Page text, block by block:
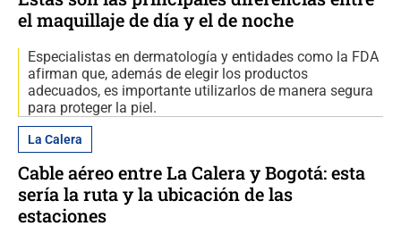
el maquillaje de día y el de noche
Especialistas en dermatología y entidades como la FDA
afirman que, además de elegir los productos
adecuados, es importante utilizarlos de manera segura
para proteger la piel.
La Calera
Cable aéreo entre La Calera y Bogotá: esta
sería la ruta y la ubicación de las
estaciones